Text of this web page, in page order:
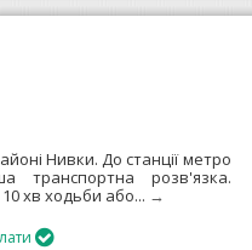
Нивки. До станції метро
розв'язка.
хв ходьби або... →
